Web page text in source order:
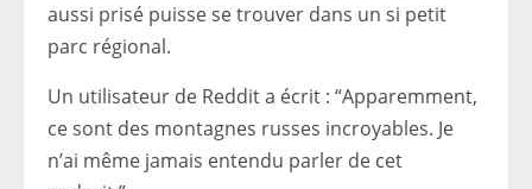
aussi prisé puisse se trouver dans un si petit
parc régional.
Un utilisateur de Reddit a écrit : “Apparemment,
ce sont des montagnes russes incroyables. Je
n’ai même jamais entendu parler de cet